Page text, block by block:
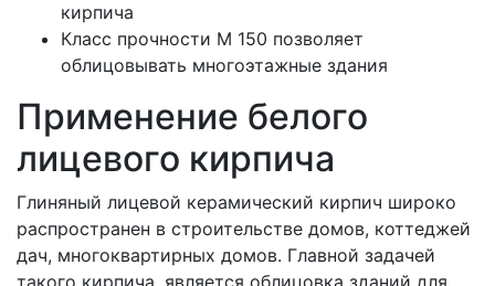
кирпича
Класс прочности М 150 позволяет
облицовывать многоэтажные здания
Применение белого
лицевого кирпича
Глиняный лицевой керамический кирпич широко
распространен в строительстве домов, коттеджей
дач, многоквартирных домов. Главной задачей